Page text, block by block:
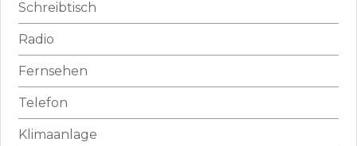
Schreibtisch
Radio
Fernsehen
Telefon
Klimaanlage